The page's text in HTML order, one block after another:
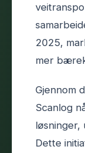
2025,
mer
Gjennom
Scanlog
løsninger,
Dette